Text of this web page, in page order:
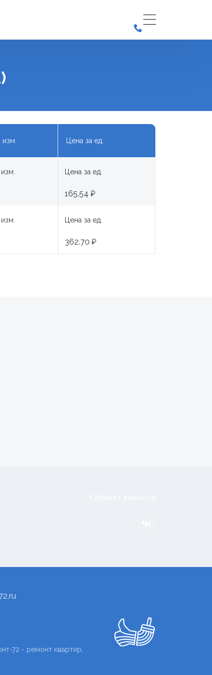
изм. Цена за ед.
Цена за ед.
165.54 ₽
Цена за ед.
362.70 ₽
72 - ремонт квартир,